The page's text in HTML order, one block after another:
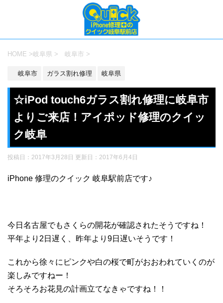
HOME >岐阜県 > 岐阜市 >
岐阜市 ガラス割れ修理 岐阜県
☆iPod touch6ガラス割れ修理に岐阜市
よりご来店！アイポッド修理のクイッ
ク岐阜
投稿日：2017年3月28日 更新日： 2017年6月4日
iPhone 修理のクイック 岐阜駅前店です♪
今日名古屋でもさくらの開花が確認されたそうですね！
平年より2日遅く、昨年より9日遅いそうです！
これから徐々にピンクや白の桜で町がおおわれていくのが
楽しみですねー！
そろそろお花見の計画立てなきゃですね！！